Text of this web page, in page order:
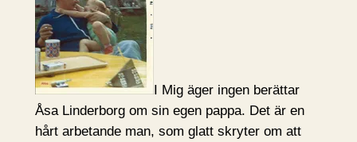
I Mig äger ingen berättar
Åsa Linderborg om sin egen pappa. Det är en
hårt arbetande man, som glatt skryter om att